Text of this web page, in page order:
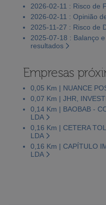
2026-02-11 : Risco de
2026-02-11 : Opinião
2025-11-27 : Risco de
2025-07-18 : Balanço
resultados
Empresas
0,05 Km | NUANCE
0,07 Km | JHR,
0,14 Km | BAOBAB -
LDA
0,16 Km | CETERA
LDA
0,16 Km | CAPÍTULO
LDA